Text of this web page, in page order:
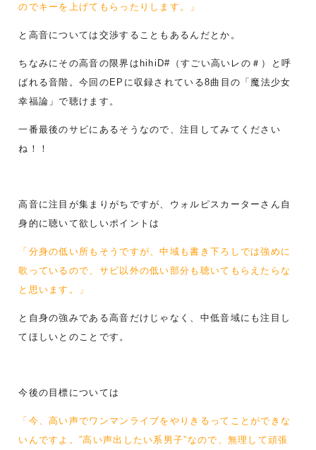
のでキーを上げてもらったりします。」
と高音については交渉することもあるんだとか。
ちなみにその高音の限界はhihiD#（すごい高いレの＃）と呼
ばれる音階。今回のEPに収録されている8曲目の「魔法少女
幸福論」で聴けます。
一番最後のサビにあるそうなので、注目してみてください
ね！！
高音に注目が集まりがちですが、ウォルピスカーターさん自
身的に聴いて欲しいポイントは
「分身の低い所もそうですが、中域も書き下ろしでは強めに
歌っているので、サビ以外の低い部分も聴いてもらえたらな
と思います。」
と自身の強みである高音だけじゃなく、中低音域にも注目し
てほしいとのことです。
今後の目標については
「今、高い声でワンマンライブをやりきるってことができな
いんですよ。”高い声出したい系男子”なので、無理して頑張